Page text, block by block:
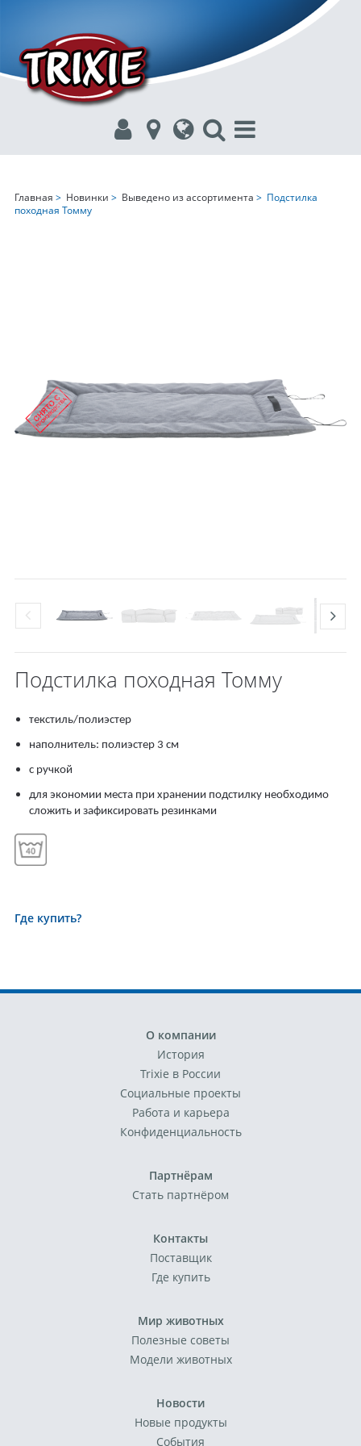
Главная > Новинки > Выведено из ассортимента > Подстилка
походная Toммy
Подстилка походная Toммy
текстиль/полиэстер
наполнитель: полиэстер 3 см
с ручкой
для экономии места при хранении подстилку необходимо
сложить и зафиксировать резинками
Где купить?
О компании
История
Trixie в России
Социальные проекты
Работа и карьера
Конфиденциальность
Партнёрам
Стать партнёром
Контакты
Поставщик
Где купить
Мир животных
Полезные советы
Модели животных
Новости
Новые продукты
События